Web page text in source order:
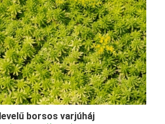
borsos varjúháj